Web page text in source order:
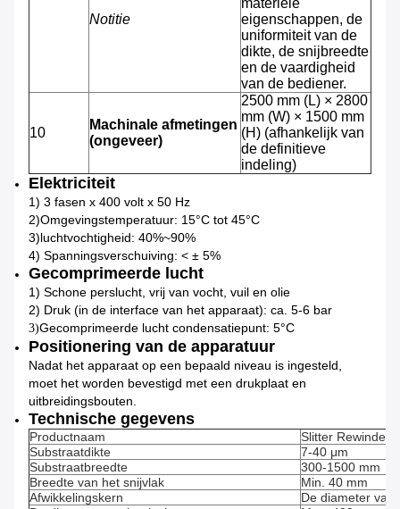
Notitie
eigenschappen, de
uniformiteit van de
dikte, de snijbreedte
en de vaardigheid
van de bediener.
10
Machinale afmetingen
(ongeveer)
2500 mm (L) × 2800
mm (W) × 1500 mm
(H) (afhankelijk van
de definitieve
indeling)
Elektriciteit
1) 3 fasen x 400 volt x 50 Hz
2)Omgevingstemperatuur: 15°C tot 45°C
3)luchtvochtigheid: 40%~90%
4) Spanningsverschuiving: < ± 5%
Gecomprimeerde lucht
1) Schone perslucht, vrij van vocht, vuil en olie
2) Druk (in de interface van het apparaat): ca. 5-6 bar
3)Gecomprimeerde lucht condensatiepunt: 5°C
Positionering van de apparatuur
Nadat het apparaat op een bepaald niveau is ingesteld,
moet het worden bevestigd met een drukplaat en
uitbreidingsbouten.
Technische gegevens
Productnaam
Slitter Rewinder
Substraatdikte
7-40 μm
Substraatbreedte
300-1500 mm
Breedte van het snijvlak
Min. 40 mm
Afwikkelingskern
De diameter van